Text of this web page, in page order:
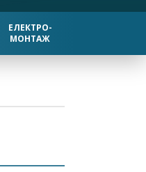
ЕЛЕКТРО-
МОНТАЖ